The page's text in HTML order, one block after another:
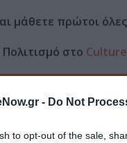
- Do Not
to opt-out of the sale,
μάθετε πρώτοι όλες
στο